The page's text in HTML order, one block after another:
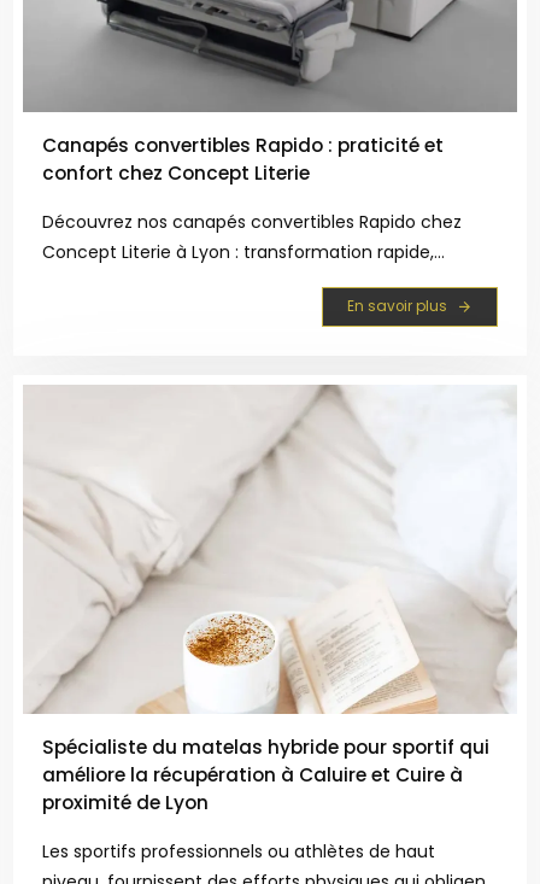
Canapés convertibles Rapido : praticité et
confort chez Concept Literie
Découvrez nos canapés convertibles Rapido chez
Concept Literie à Lyon : transformation rapide,
confort optimal et design moderne. Parfaits pour les
En savoir plus
Spécialiste du matelas hybride pour sportif qui
améliore la récupération à Caluire et Cuire à
proximité de Lyon
Les sportifs professionnels ou athlètes de haut